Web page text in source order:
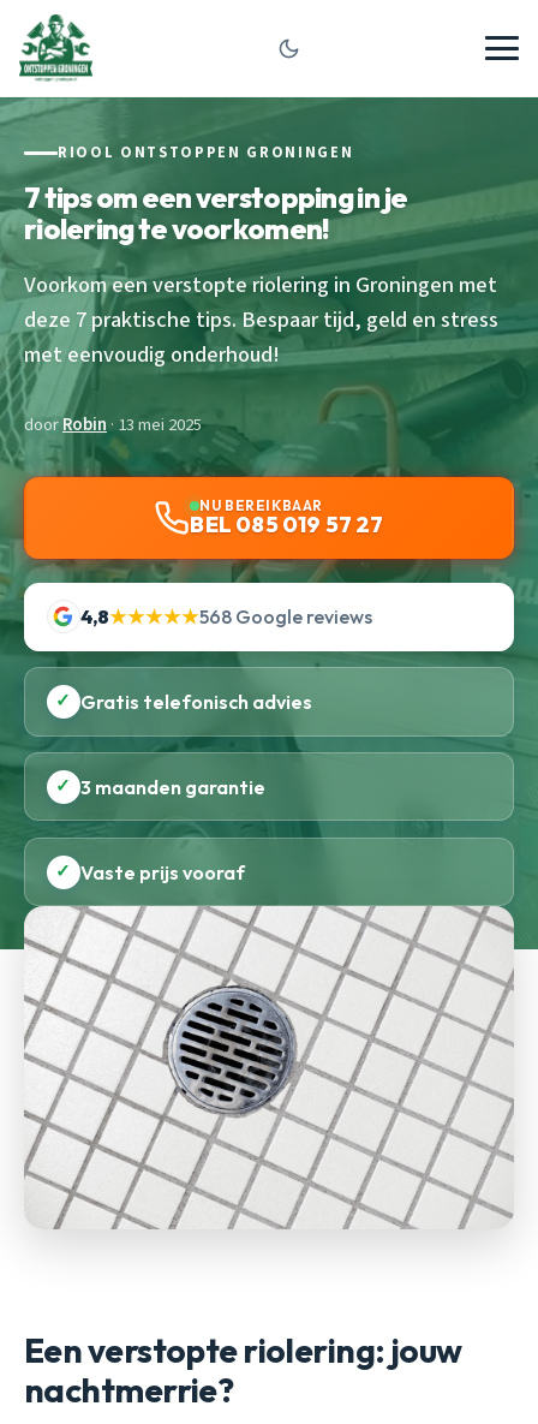
RIOOL ONTSTOPPEN GRONINGEN
7 tips om een verstopping in je
riolering te voorkomen!
Voorkom een verstopte riolering in Groningen met
deze 7 praktische tips. Bespaar tijd, geld en stress
met eenvoudig onderhoud!
doorRobin· 13 mei 2025
NU BEREIKBAAR
BEL 085 019 57 27
4,8★★★★★568 Google reviews
✓ Gratis telefonisch advies
✓ 3 maanden garantie
✓ Vaste prijs vooraf
Een verstopte riolering: jouw
nachtmerrie?